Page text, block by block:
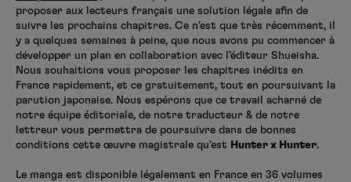
proposer aux lecteurs français une solution légale afin de
suivre les prochains chapitres. Ce n’est que très récemment, il
y a quelques semaines à peine, que nous avons pu commencer à
développer un plan en collaboration avec l’éditeur Shueisha.
Nous souhaitions vous proposer les chapitres inédits en
France rapidement, et ce gratuitement, tout en poursuivant la
parution japonaise. Nous espérons que ce travail acharné de
notre équipe éditoriale, de notre traducteur & de notre
lettreur vous permettra de poursuivre dans de bonnes
conditions cette œuvre magistrale qu’est Hunter x Hunter.
Le manga est disponible légalement en France en 36 volumes